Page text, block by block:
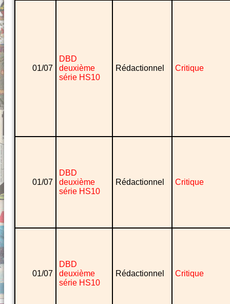
01/07
DBD
deuxième
série HS10
Rédactionnel Critique
01/07
DBD
deuxième
série HS10
Rédactionnel Critique
01/07
DBD
deuxième
série HS10
Rédactionnel Critique